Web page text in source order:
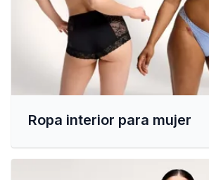
Ropa interior para mujer